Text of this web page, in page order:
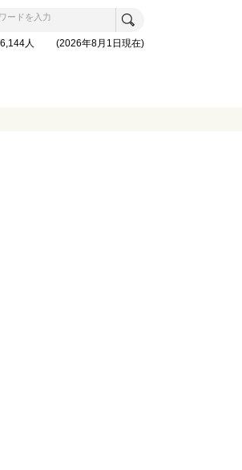
人 (2026年8月1日現在)